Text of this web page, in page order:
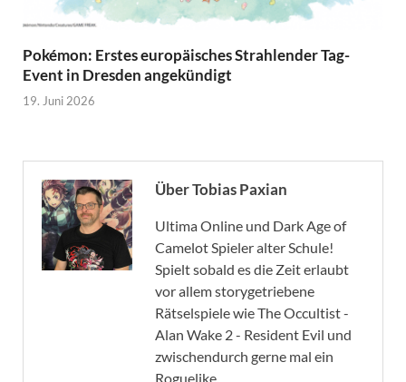
Pokémon: Erstes europäisches Strahlender Tag-
Event in Dresden angekündigt
19. Juni 2026
Über Tobias Paxian
Ultima Online und Dark Age of
Camelot Spieler alter Schule!
Spielt sobald es die Zeit erlaubt
vor allem storygetriebene
Rätselspiele wie The Occultist -
Alan Wake 2 - Resident Evil und
zwischendurch gerne mal ein
Roguelike.